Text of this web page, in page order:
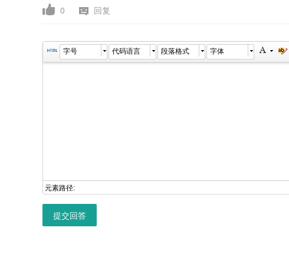
0 回复
字号 代码语言 段落格式 字体
元素路径:
提交回答